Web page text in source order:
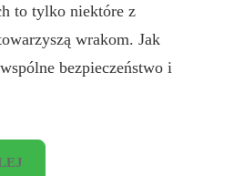
to tylko niektóre z
wrakom. Jak
bezpieczeństwo i